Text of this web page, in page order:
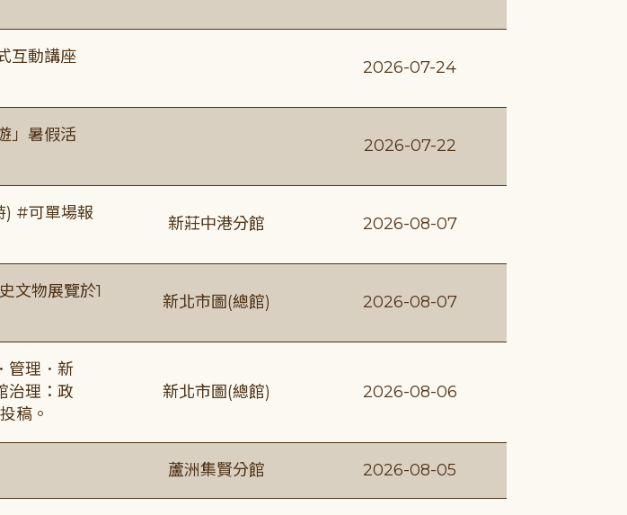
互動講座
2026-07-24
」暑假活
2026-07-22
) #可單場報
新莊中港分館 2026-08-07
文物展覽於1
新北市圖(總館) 2026-08-07
管理．新
治理：政
稿。
新北市圖(總館) 2026-08-06
蘆洲集賢分館 2026-08-05